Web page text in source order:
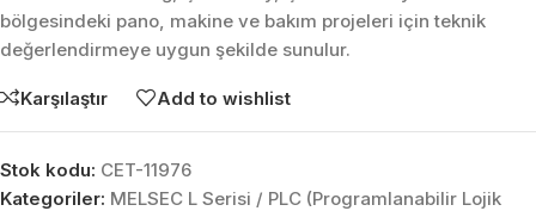
bölgesindeki pano, makine ve bakım projeleri için teknik
değerlendirmeye uygun şekilde sunulur.
Karşılaştır Add to wishlist
Stok kodu: CET-11976
Kategoriler: MELSEC L Serisi / PLC (Programlanabilir Lojik